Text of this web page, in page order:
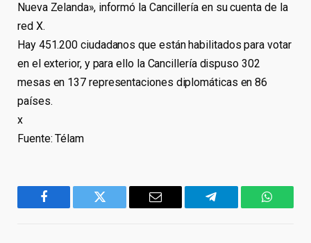
Nueva Zelanda», informó la Cancillería en su cuenta de la
red X.
Hay 451.200 ciudadanos que están habilitados para votar
en el exterior, y para ello la Cancillería dispuso 302
mesas en 137 representaciones diplomáticas en 86
países.
x
Fuente: Télam
Facebook Twitter Email Telegram